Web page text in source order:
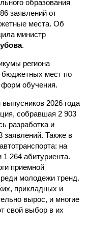
образования
заявлений от
места. Об
министр
.
региона
бюджетных мест по
форм обучения.
2026 года
собравшая 2 903
разработка и
заявлений. Также в
на
264 абитуриента.
приемной
молодежи тренд.
прикладных и
вырос, и многие
свой выбор в их